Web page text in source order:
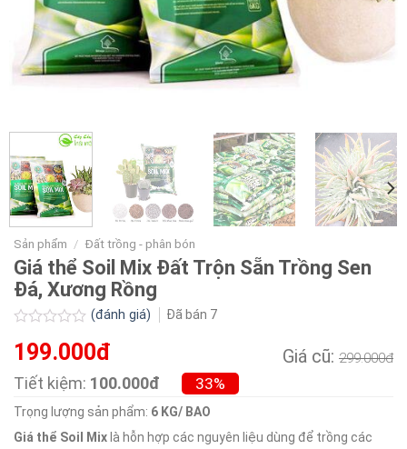
Sản phẩm / Đất trồng - phân bón
Giá thể Soil Mix Đất Trộn Sẵn Trồng Sen
Đá, Xương Rồng
xếp
0.0
sao
(đánh giá) Đã bán 7
199.000đ Giá cũ: 299.000đ
Tiết kiệm: 100.000đ 33%
Trọng lượng sản phẩm: 6 KG/ BAO
Giá thể Soil Mix là hỗn hợp các nguyên liệu dùng để trồng các